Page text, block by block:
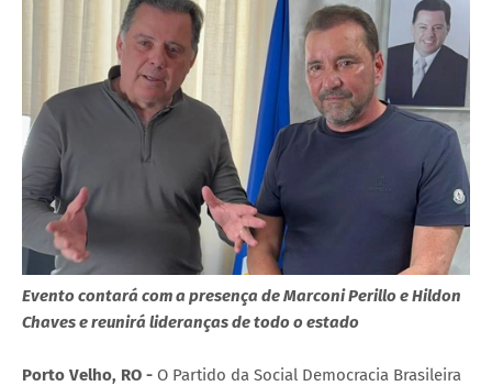
Evento contará com a presença de Marconi Perillo e Hildon
Chaves e reunirá lideranças de todo o estado
Porto Velho, RO - O Partido da Social Democracia Brasileira